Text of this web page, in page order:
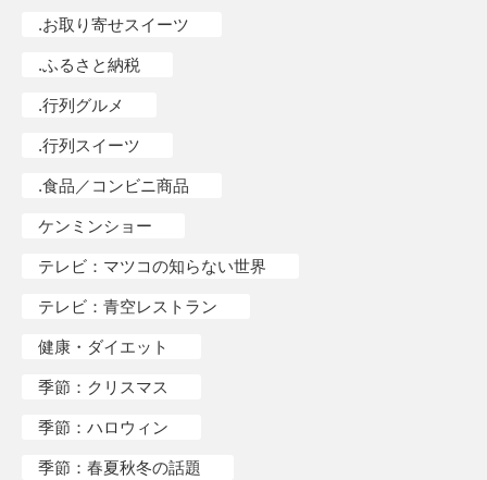
.お取り寄せスイーツ
.ふるさと納税
.行列グルメ
.行列スイーツ
.食品／コンビニ商品
ケンミンショー
テレビ：マツコの知らない世界
テレビ：青空レストラン
健康・ダイエット
季節：クリスマス
季節：ハロウィン
季節：春夏秋冬の話題